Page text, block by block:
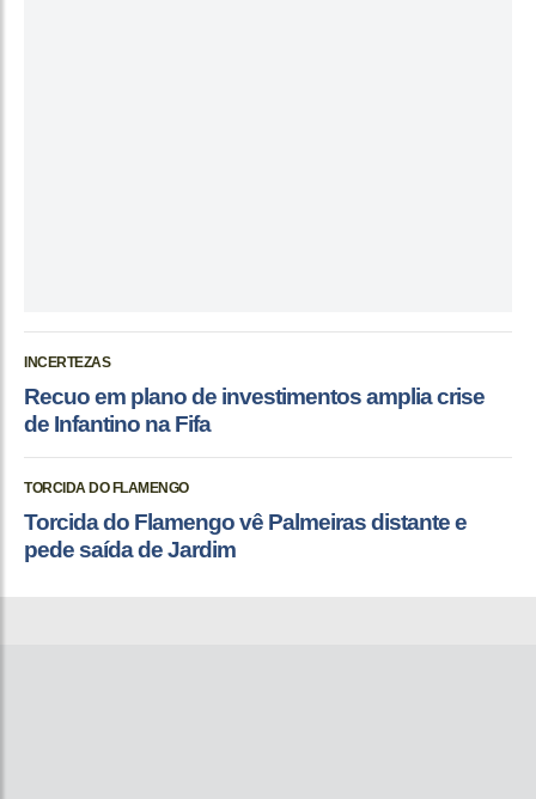
INCERTEZAS
Recuo em plano de investimentos amplia crise
de Infantino na Fifa
TORCIDA DO FLAMENGO
Torcida do Flamengo vê Palmeiras distante e
pede saída de Jardim